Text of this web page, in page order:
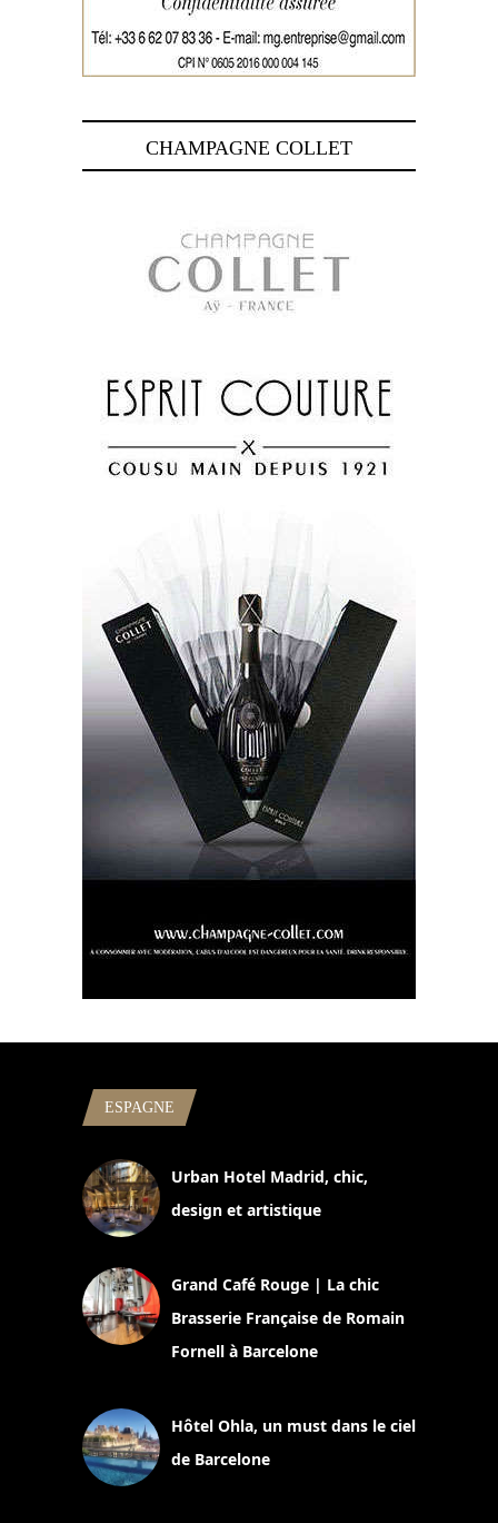
CHAMPAGNE COLLET
ESPAGNE
Urban Hotel Madrid, chic,
design et artistique
Grand Café Rouge | La chic
Brasserie Française de Romain
Fornell à Barcelone
Hôtel Ohla, un must dans le ciel
de Barcelone